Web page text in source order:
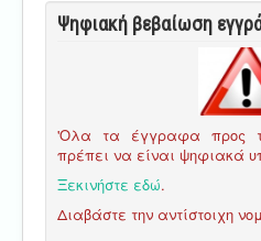
Ψηφιακή βεβαίωση
'Ολα τα έγγραφα προς
πρέπει να είναι ψηφιακά
Ξεκινήστε εδώ.
Διαβάστε την αντίστοιχη